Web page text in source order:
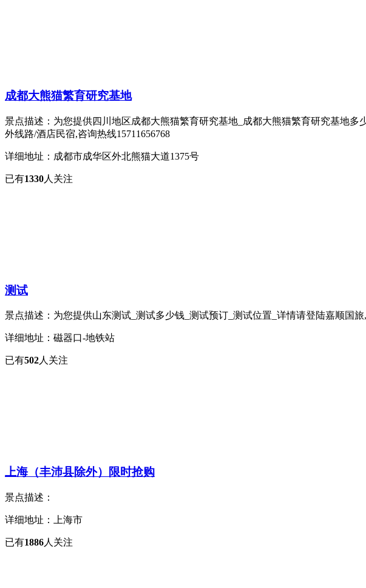
成都大熊猫繁育研究基地
景点描述：为您提供四川地区成都大熊猫繁育研究基地_成都大熊猫繁育研究基地
外线路/酒店民宿,咨询热线15711656768
详细地址：成都市成华区外北熊猫大道1375号
已有1330人关注
测试
景点描述：为您提供山东测试_测试多少钱_测试预订_测试位置_详情请登陆嘉顺国旅
详细地址：磁器口-地铁站
已有502人关注
上海（丰沛县除外）限时抢购
景点描述：
详细地址：上海市
已有1886人关注